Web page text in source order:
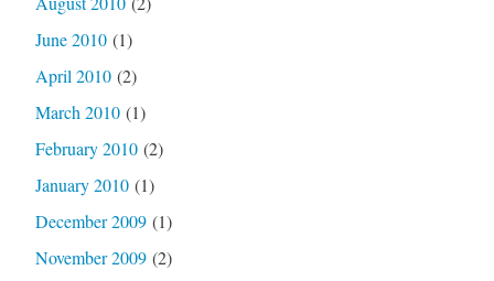
June 2010(1)
April 2010(2)
March 2010(1)
February 2010(2)
January 2010(1)
December 2009(1)
November 2009(2)